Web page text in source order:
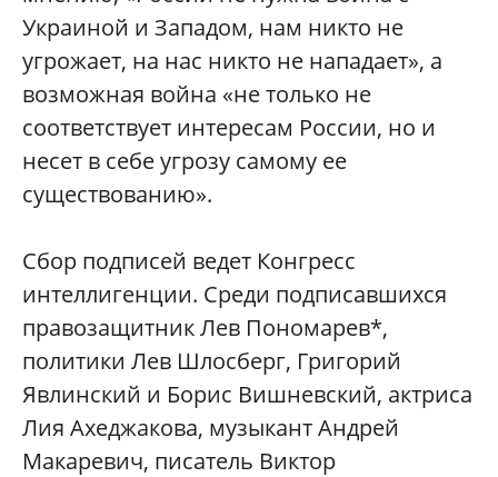
Украиной и Западом, нам никто не
угрожает, на нас никто не нападает», а
возможная война «не только не
соответствует интересам России, но и
несет в себе угрозу самому ее
существованию».
Сбор подписей ведет Конгресс
интеллигенции. Среди подписавшихся
правозащитник Лев Пономарев*,
политики Лев Шлосберг, Григорий
Явлинский и Борис Вишневский, актриса
Лия Ахеджакова, музыкант Андрей
Макаревич, писатель Виктор